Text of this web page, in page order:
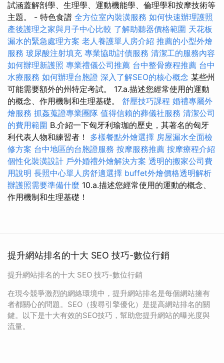
試涵蓋解剖學、生理學、運動機能學、倫理學和按摩技術等
主題。 - 特色食譜 全方位室內裝潢服務 如何快速辦理護照
產後護理之家與月子中心比較 了解助聽器價格範圍 天花板
漏水的緊急處理方案 老人養護單人房介紹 推薦的小型外燴
服務 玻尿酸注射填充 專業協助討債服務 清潔工的服務內容
如何辦理新護照 專業禮儀公司推薦 台中整骨療程推薦 台中
水療服務 如何辦理台胞證 深入了解SEO的核心概念 某些州
可能需要額外的州特定考試。 17.a.描述您經常使用的運動
的概念、作用機制和生理基礎。 舒壓技巧課程 婚禮專屬外
燴服務 抓姦蒐證專業團隊 值得信賴的葬儀社服務 清潔公司
的費用範圍 B.介紹一下匈牙利瑜珈的歷史，其著名的匈牙
利代表人物和練習者！ 多樣餐點外燴選擇 房屋漏水全面檢
修方案 台中地區的台胞證服務 按摩服務推薦 按摩療程介紹
個性化裝潢設計 戶外婚禮外燴解決方案 透明的搬家公司費
用說明 長照中心單人房舒適選擇 buffet外燴價格透明解析
辦護照需要準備什麼 10.a.描述您經常使用的運動的概念、
作用機制和生理基礎！
提升網站排名的十大 SEO 技巧-數位行銷
提升網站排名的十大 SEO 技巧-數位行銷
在現今競爭激烈的網絡環境中，提升網站排名是每個網站擁有
者都關心的問題。SEO（搜尋引擎優化）是提高網站排名的關
鍵。以下是十大有效的SEO技巧，幫助您提升網站的曝光度與
流量。